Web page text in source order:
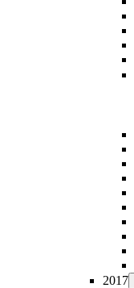
2017